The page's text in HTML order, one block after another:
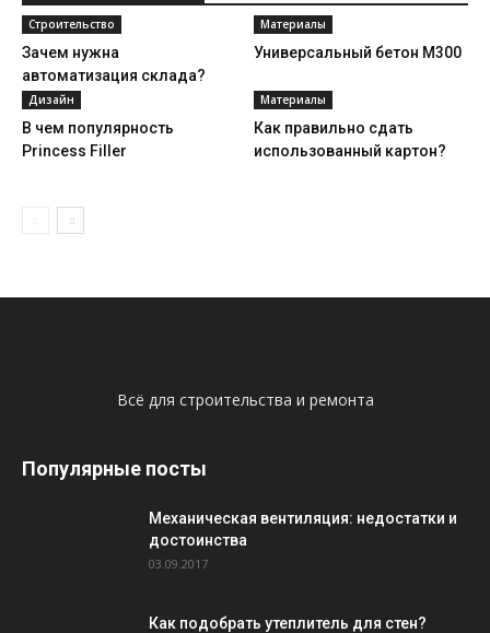
Строительство
Зачем нужна
автоматизация склада?
Материалы
Универсальный бетон М300
Дизайн
В чем популярность
Princess Filler
Материалы
Как правильно сдать
использованный картон?
Всё для строительства и ремонта
Популярные посты
Механическая вентиляция: недостатки и
достоинства
03.09.2017
Как подобрать утеплитель для стен?